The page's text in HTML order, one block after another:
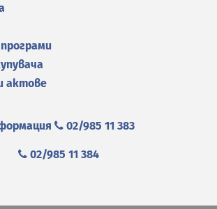
актове
02/985 11 383
02/985 11 384